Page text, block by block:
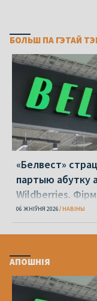
БОЛЬШ ПА ГЭТАЙ
«Белвест»
партыю абутку
Wildberries.
банкрутавала
06 ЖНІЎНЯ 2026 НАВІНЫ
АПОШНІЯ